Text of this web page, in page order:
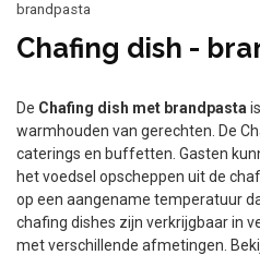
brandpasta
Chafing dish -
De Chafing dish met brandpasta
warmhouden van gerechten. De
caterings en buffetten. Gasten
het voedsel opscheppen uit de
op een aangename temperatuur
chafing dishes zijn verkrijgbaar in
met verschillende afmetingen.